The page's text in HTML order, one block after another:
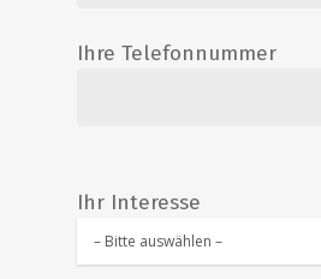
Ihre Telefonnummer
Ihr Interesse